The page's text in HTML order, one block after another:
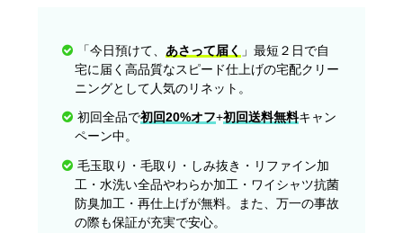
「今日預けて、 あさって届く 」最短２日で自
宅に届く高品質なスピード仕上げの宅配クリー
ニングとして人気のリネット。
初回全品で初回20%オフ+初回送料無料キャン
ペーン中。
毛玉取り・毛取り・しみ抜き・リファイン加
工・水洗い全品やわらか加工・ワイシャツ抗菌
防臭加工・再仕上げが無料。また、万一の事故
の際も保証が充実で安心。